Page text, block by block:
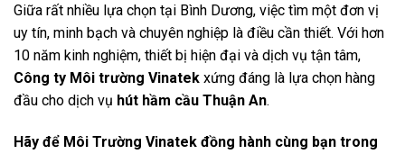
Giữa rất nhiều lựa chọn tại Bình Dương, việc tìm một đơn vị
uy tín, minh bạch và chuyên nghiệp là điều cần thiết. Với hơn
10 năm kinh nghiệm, thiết bị hiện đại và dịch vụ tận tâm,
Công ty Môi trường Vinatek xứng đáng là lựa chọn hàng
đầu cho dịch vụ hút hầm cầu Thuận An.
Hãy để Môi Trường Vinatek đồng hành cùng bạn trong